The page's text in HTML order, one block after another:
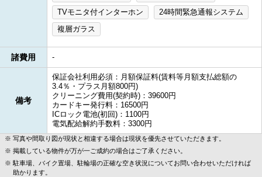
TVモニタ付インターホン
24時間緊急通報システム
複層ガラス
諸費用 -
備考
保証会社利用必須：月額保証料(賃料等月額支払総額の
3.4％・プラス月額800円)
クリーニング費用(契約時)：39600円
カードキー発行料：16500円
ICロック電池(初回)：1100円
電気配給解約手数料：3300円
写真や間取り図が現状と相違する場合は現状を優先させていただきます。
掲載している物件が万が一ご成約の場合はご了承ください。
駐車場、バイク置場、駐輪場の正確な空き状況についてお問い合わせいただければ
助かります。